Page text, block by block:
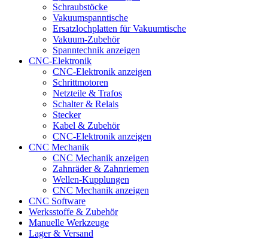
Schraubstöcke
Vakuumspanntische
Ersatzlochplatten für Vakuumtische
Vakuum-Zubehör
Spanntechnik anzeigen
CNC-Elektronik
CNC-Elektronik anzeigen
Schrittmotoren
Netzteile & Trafos
Schalter & Relais
Stecker
Kabel & Zubehör
CNC-Elektronik anzeigen
CNC Mechanik
CNC Mechanik anzeigen
Zahnräder & Zahnriemen
Wellen-Kupplungen
CNC Mechanik anzeigen
CNC Software
Werksstoffe & Zubehör
Manuelle Werkzeuge
Lager & Versand